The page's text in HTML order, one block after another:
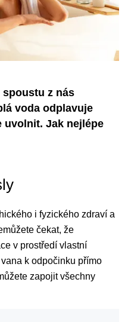
spoustu z nás
voda odplavuje
uvolnit. Jak nejlépe
i fyzického zdraví a
čekat, že
v prostředí vlastní
k odpočinku přímo
zapojit všechny